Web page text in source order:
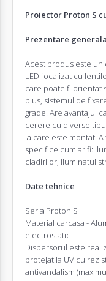
Proiector Proton S cu
Prezentare generala
Acest produs este un
LED focalizat cu
care poate fi orientat
plus, sistemul de
grade. Are avantajul
cerere cu diverse
la care este montat.
specifice cum ar fi:
cladirilor, iluminatul
Date tehnice
Seria Proton S
Material carcasa -
electrostatic
Dispersorul este
protejat la UV cu
antivandalism